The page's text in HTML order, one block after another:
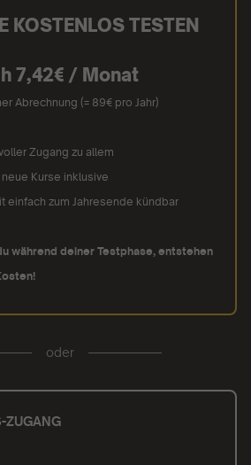
KOSTENLOS TESTEN
7,42€ / Monat
Abrechnung (= 89€ pro Jahr)
Zugang zu allem
Kurse inklusive
einfach zum Jahresende kündbar
während deiner Testphase, entstehen
oder
ZUGANG